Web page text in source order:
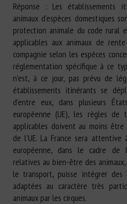
Réponse : Les établissements
animaux d’espèces domestiques
protection animale du code rural
applicables aux animaux de
compagnie selon les espèces
réglementation spécifique à ce
n’est, à ce jour, pas prévu de
établissements itinérants se
d’entre eux, dans plusieurs
européenne (UE), les règles
applicables doivent au moins être
de l’UE. La France sera attentive
européenne, dans le cadre de
relatives au bien-être des
le transport, puisse intégrer des
adaptées au caractère très
animaux par les cirques.